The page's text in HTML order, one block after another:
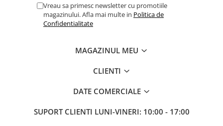
Vreau sa primesc newsletter cu promotiile
magazinului. Afla mai multe in Politica de
Confidentialitate
MAGAZINUL MEU
CLIENTI
DATE COMERCIALE
SUPORT CLIENTI LUNI-VINERI: 10:00 - 17:00